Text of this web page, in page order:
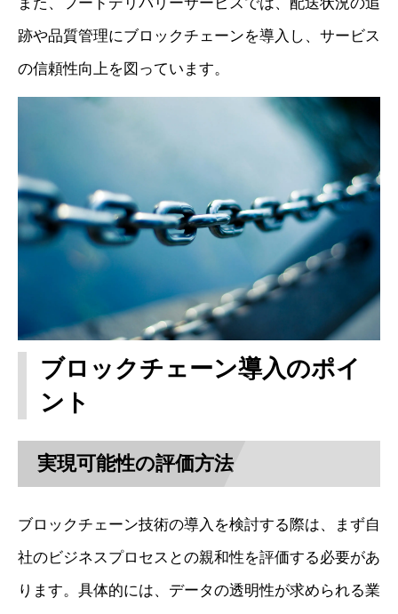
また、フードデリバリーサービスでは、配送状況の追
跡や品質管理にブロックチェーンを導入し、サービス
の信頼性向上を図っています。
ブロックチェーン導入のポイ
ント
実現可能性の評価方法
ブロックチェーン技術の導入を検討する際は、まず自
社のビジネスプロセスとの親和性を評価する必要があ
ります。具体的には、データの透明性が求められる業